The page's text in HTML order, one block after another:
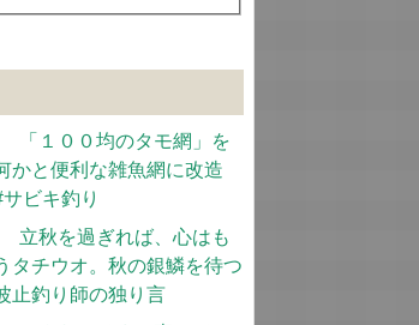
「１００均のタモ網」を
かと便利な雑魚網に改造
ビキ釣り
立秋を過ぎれば、心はも
タチウオ。秋の銀鱗を待つ
止釣り師の独り言